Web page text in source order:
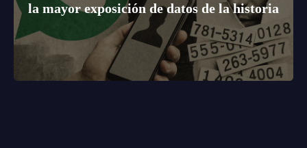
la mayor exposición de datos de la historia